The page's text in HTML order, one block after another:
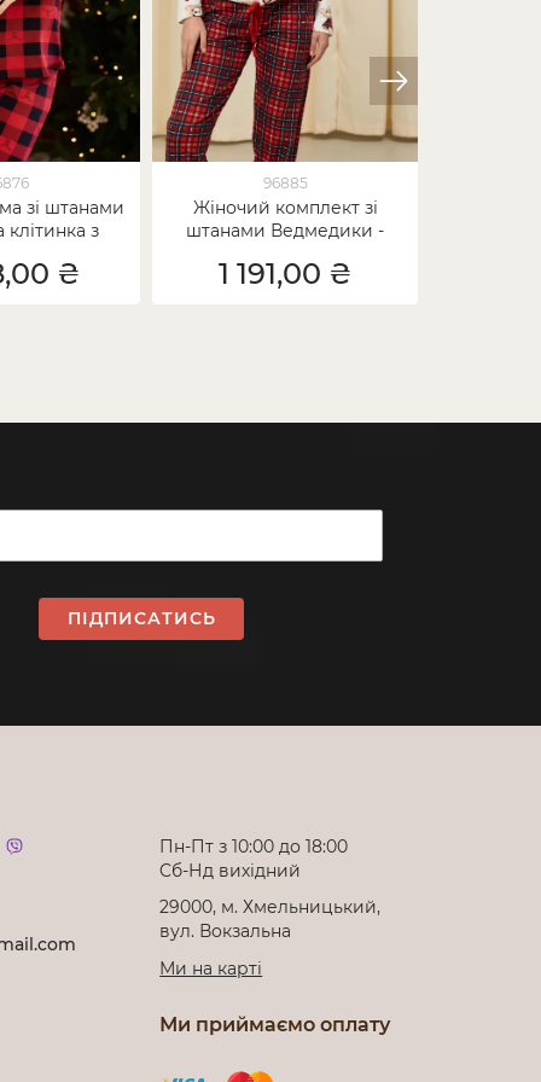
зі штанами
з
₴
96885
Жіночий комплект зі
штанами Ведмедики -
Family look мама/донька
1 191,00 ₴
ПІДПИСАТИСЬ
Пн-Пт з 10:00 до 18:00
Cб-Нд вихідний
29000, м. Хмельницький,
вул. Вокзальна
Ми на карті
Ми приймаємо оплату